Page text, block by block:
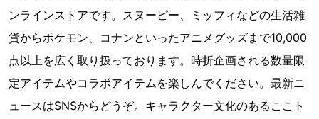
ンラインストアです。スヌーピー、ミッフィなどの生活雑
貨からポケモン、コナンといったアニメグッズまで10,000
点以上を広く取り扱っております。時折企画される数量限
定アイテムやコラボアイテムを楽しんでください。最新ニ
ュースはSNSからどうぞ。キャラクター文化のあるここト